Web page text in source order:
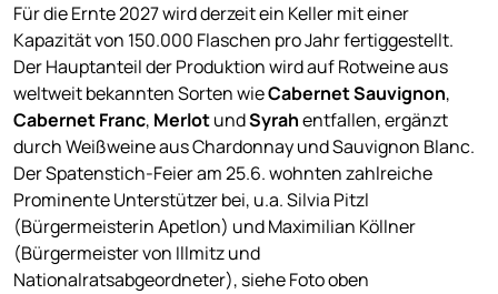
Für die Ernte 2027 wird derzeit ein Keller mit einer
Kapazität von 150.000 Flaschen pro Jahr fertiggestellt.
Der Hauptanteil der Produktion wird auf Rotweine aus
weltweit bekannten Sorten wieCabernet Sauvignon,
Cabernet Franc, MerlotundSyrahentfallen, ergänzt
durch Weißweine aus Chardonnay und Sauvignon Blanc.
Der Spatenstich-Feier am 25.6. wohnten zahlreiche
Prominente Unterstützer bei, u.a.Silvia Pitzl
(Bürgermeisterin Apetlon) und Maximilian Köllner
(Bürgermeister von Illmitz und
Nationalratsabgeordneter), siehe Foto oben